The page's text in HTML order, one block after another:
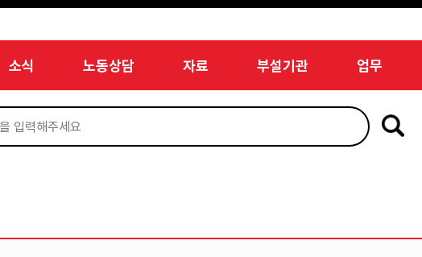
소식 노동상담 자료 부설기관 업무